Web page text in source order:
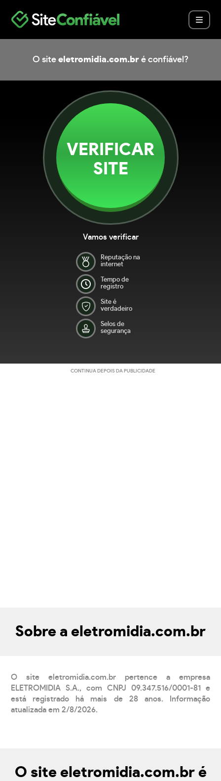
O site eletromidia.com.br é confiável?
VERIFICAR
SITE
Vamos verificar
Reputação na
internet
Tempo de
registro
Site é
verdadeiro
Selos de
segurança
CONTINUA DEPOIS DA PUBLICIDADE
Sobre a eletromidia.com.br
O site eletromidia.com.br pertence a empresa
ELETROMIDIA S.A., com CNPJ 09.347.516/0001-81 e
está registrado há mais de 28 anos. Informação
atualizada em 2/8/2026.
O site eletromidia.com.br é